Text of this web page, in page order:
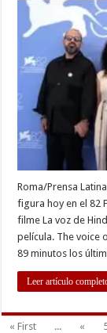
Roma/Prensa
figura hoy en el 82
filme La voz de
película. The voice
89 minutos los
Leer artículo
« First ... «